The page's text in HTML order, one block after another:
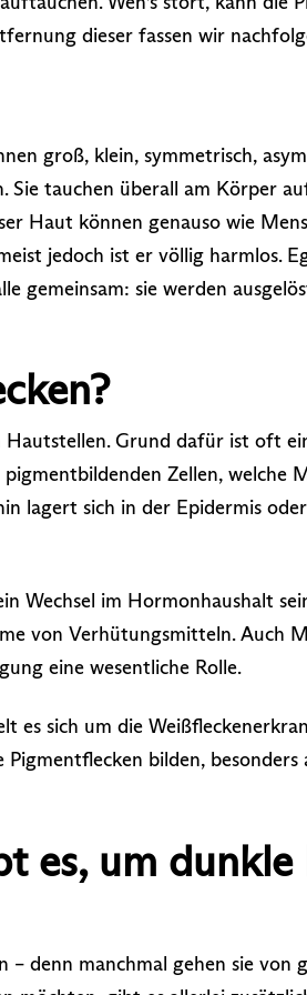
dieser fassen wir
groß, klein, symmetrisch,
tauchen überall am Körper
Haut können genauso wie
jedoch ist er völlig harmlos.
gemeinsam: sie werden
Grund dafür ist oft
Zellen, welche
lagert sich in der Epidermis
Wechsel im Hormonhaushalt
von Verhütungsmitteln. Auch
eine wesentliche Rolle.
es sich um die
bilden,
es, um
denn manchmal gehen sie von